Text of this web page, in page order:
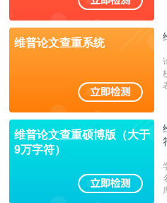
维普论文查重系统
维普论文查重硕博版（大于
9万字符）